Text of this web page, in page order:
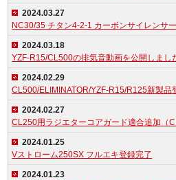
2024.03.27
NC30/35 チタン4-2-1 カーボンサイレンサ
2024.03.18
YZF-R15/CL500の排気音動画を公開しまし
2024.02.29
CL500/ELIMINATOR/YZF-R15/R125新製品
2024.02.27
CL250用ラジエターコアガード適合追加（
2024.01.25
Vストローム250SX フルエキ登録完了
2024.01.23